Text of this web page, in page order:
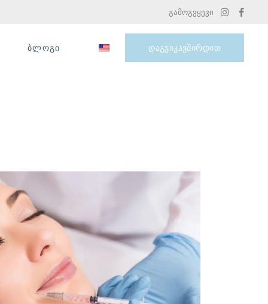
გამოგვყევი
ᲑᲚᲝᲒᲘ
ᲛᲝᲨᲝᲠᲔᲑᲐ DEKA
ND:YAG ᲚᲐᲖᲔᲠᲘᲗ
ᲗᲐᲜᲐᲛᲔᲓᲠᲝᲕᲔ
ᲙᲝᲡᲛᲔᲢᲝᲚᲝᲒᲘᲘᲡ
ᲜᲐᲑᲘᲯᲘ
ᲡᲠᲣᲚᲧᲝᲤᲘᲚᲔᲑᲘᲡᲙᲔᲜ
ᲣᲘᲜᲔᲥᲪᲘᲝ
ᲞᲠᲝᲪᲔᲓᲣᲠᲔᲑᲘᲡ
ᲯᲐᲓᲝᲡᲜᲣᲠᲘ ᲔᲤᲔᲥᲢᲘ
ᲗᲥᲕᲔᲜᲘ ᲙᲐᲜᲘᲡ
ᲡᲘᲯᲐᲜᲡᲐᲦᲘᲡᲗᲕᲘᲡ
ᲓᲐᲒᲕᲘᲙᲐᲕᲨᲘᲠᲓᲘᲗ